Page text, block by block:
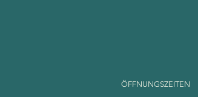
ÖFFNUNGSZEITEN